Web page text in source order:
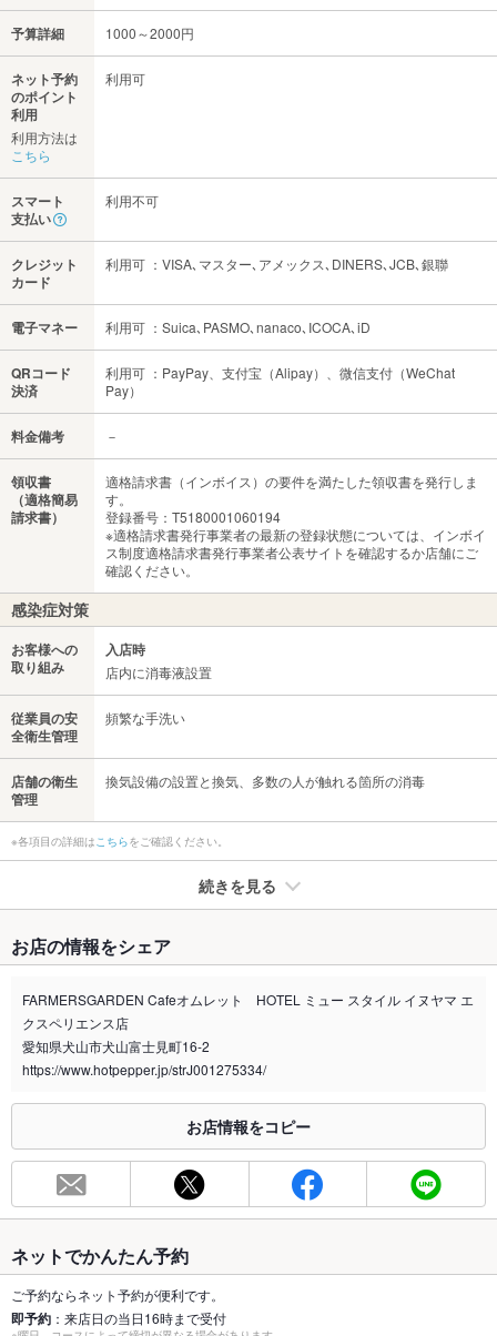
予算詳細 1000～2000円
ネット予約
のポイント
利用
利用方法は
こちら
利用可
スマート
支払い
利用不可
クレジット
カード
利用可 ：VISA､マスター､アメックス､DINERS､JCB､銀聯
電子マネー 利用可 ：Suica､PASMO､nanaco､ICOCA､iD
QRコード
決済
利用可 ：PayPay、支付宝（Alipay）、微信支付（WeChat
Pay）
料金備考 －
領収書
（適格簡易
請求書）
適格請求書（インボイス）の要件を満たした領収書を発行しま
す。
登録番号：T5180001060194
※適格請求書発行事業者の最新の登録状態については、インボイ
ス制度適格請求書発行事業者公表サイトを確認するか店舗にご
確認ください。
感染症対策
お客様への
取り組み
入店時
店内に消毒液設置
従業員の安
全衛生管理
頻繁な手洗い
店舗の衛生
管理
換気設備の設置と換気、多数の人が触れる箇所の消毒
※各項目の詳細はこちらをご確認ください。
続きを見る
禁煙・喫煙
全席禁煙
ちらをご利用ください。
喫煙専用室 なし
合わせください。
60席(ごゆっくりとお過ごしいただけます♪)
最大宴会収
120人(少人数～大人数まで◎)
個室 なし ：個室はございません。
お店の情報をシェア
FARMERSGARDEN Cafeオムレット HOTEL ミュー スタイル イヌヤマ エ
クスペリエンス店
愛知県犬山市犬山富士見町16-2
https://www.hotpepper.jp/strJ001275334/
お店情報をコピー
ネットでかんたん予約
ご予約ならネット予約が便利です。
即予約 ：来店日の当日16時まで受付